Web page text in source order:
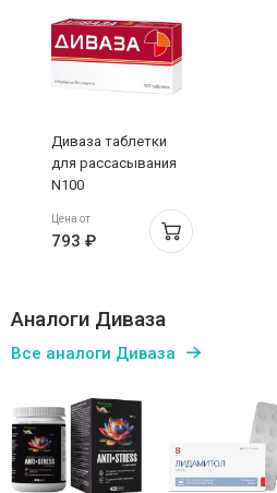
Диваза таблетки
для рассасывания
N100
Цена от
793 ₽
Аналоги Диваза
Все аналоги Диваза